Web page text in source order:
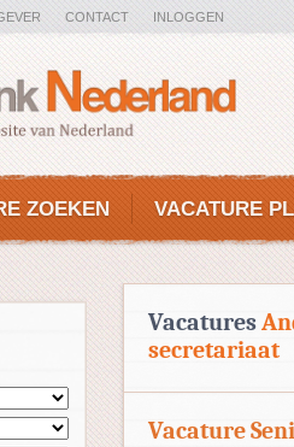
CONTACT INLOGGEN
ZOEKEN VACATURE
Vacatures
secretariaat
Vacature